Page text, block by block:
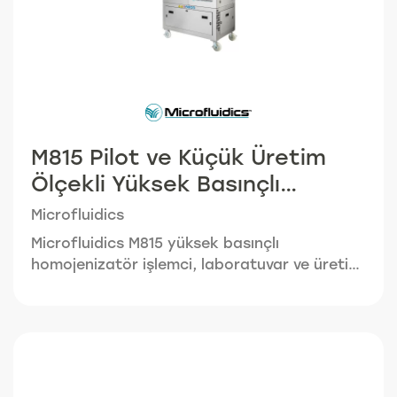
üzere tasarlanmıştır ve PHII ve PHIII klinik
denemeleri için gerekli partileri üretmek için
M815 Pilot ve Küçük Üretim
Ölçekli Yüksek Basınçlı
Homojenizatör
Microfluidics
Microfluidics M815 yüksek basınçlı
homojenizatör işlemci, laboratuvar ve üretim